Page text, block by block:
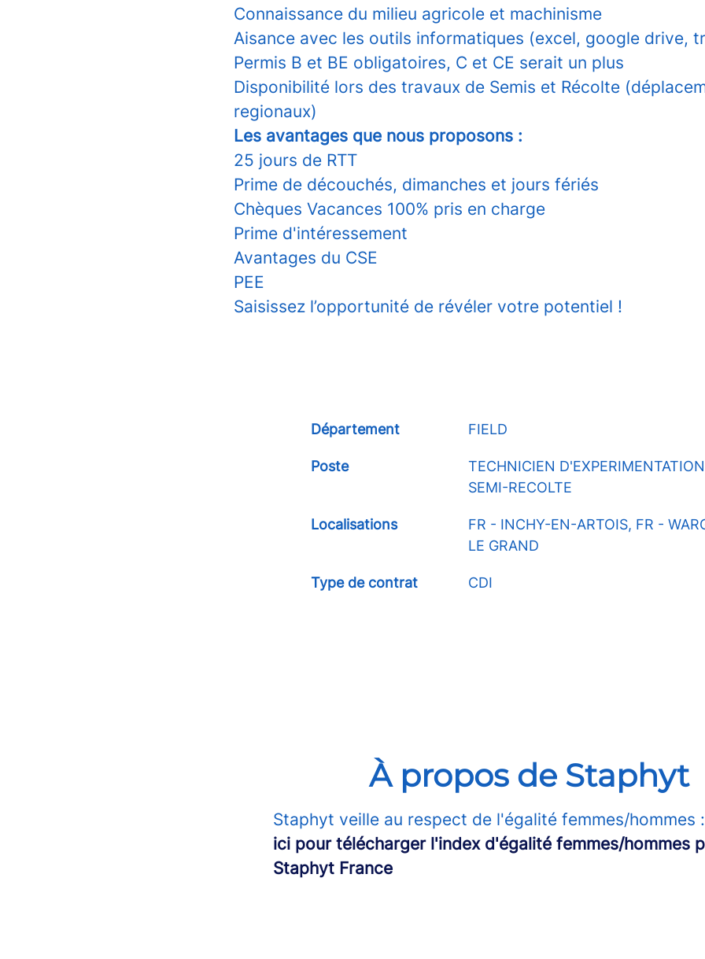
Connaissance du milieu agricole et machinisme
Aisance avec les outils informatiques (excel, google drive,
Permis B et BE obligatoires, C et CE serait un plus
Disponibilité lors des travaux de Semis et Récolte
regionaux)
Les avantages que nous proposons :
25 jours de RTT
Prime de découchés, dimanches et jours fériés
Chèques Vacances 100% pris en charge
Prime d'intéressement
Avantages du CSE
PEE
Saisissez l’opportunité de révéler votre potentiel !
Département FIELD
Poste
TECHNICIEN D'EXPERIMENTATION
SEMI-RECOLTE
Localisations
FR - INCHY-EN-ARTOIS, FR -
LE GRAND
Type de contrat CDI
À propos de Staphyt
Staphyt veille au respect de l'égalité femmes/hommes :
ici pour télécharger l'index d'égalité femmes/hommes
Staphyt France